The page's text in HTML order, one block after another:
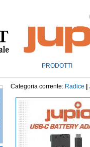
PRODOTTI
Categoria corrente: Radice